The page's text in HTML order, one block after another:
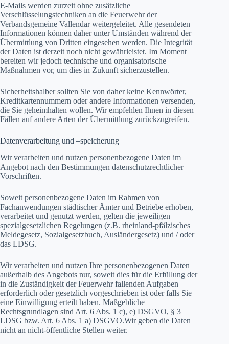
E-Mails werden zurzeit ohne zusätzliche
Verschlüsselungstechniken an die Feuerwehr der
Verbandsgemeine Vallendar weitergeleitet. Alle gesendeten
Informationen können daher unter Umständen während der
Übermittlung von Dritten eingesehen werden. Die Integrität
der Daten ist derzeit noch nicht gewährleistet. Im Moment
bereiten wir jedoch technische und organisatorische
Maßnahmen vor, um dies in Zukunft sicherzustellen.
Sicherheitshalber sollten Sie von daher keine Kennwörter,
Kreditkartennummern oder andere Informationen versenden,
die Sie geheimhalten wollen. Wir empfehlen Ihnen in diesen
Fällen auf andere Arten der Übermittlung zurückzugreifen.
Datenverarbeitung und –speicherung
Wir verarbeiten und nutzen personenbezogene Daten im
Angebot nach den Bestimmungen datenschutzrechtlicher
Vorschriften.
Soweit personenbezogene Daten im Rahmen von
Fachanwendungen städtischer Ämter und Betriebe erhoben,
verarbeitet und genutzt werden, gelten die jeweiligen
spezialgesetzlichen Regelungen (z.B. rheinland-pfälzisches
Meldegesetz, Sozialgesetzbuch, Ausländergesetz) und / oder
das LDSG.
Wir verarbeiten und nutzen Ihre personenbezogenen Daten
außerhalb des Angebots nur, soweit dies für die Erfüllung der
in die Zuständigkeit der Feuerwehr fallenden Aufgaben
erforderlich oder gesetzlich vorgeschrieben ist oder falls Sie
eine Einwilligung erteilt haben. Maßgebliche
Rechtsgrundlagen sind Art. 6 Abs. 1 c), e) DSGVO, § 3
LDSG bzw. Art. 6 Abs. 1 a) DSGVO.Wir geben die Daten
nicht an nicht-öffentliche Stellen weiter.